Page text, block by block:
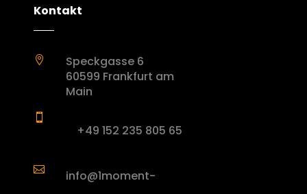
Kontakt

Speckgasse 6
60599 Frankfurt am
Main

+49 152 235 805 65

info@1moment-